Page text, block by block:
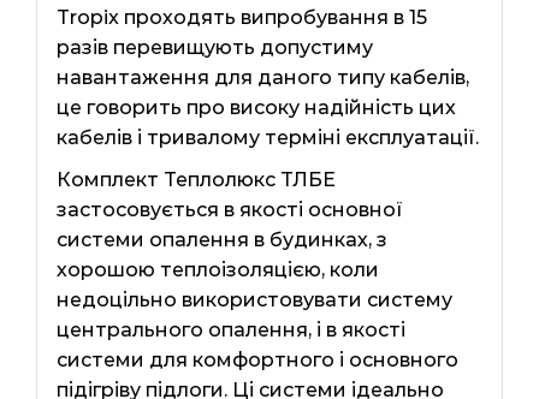
Tropix проходять випробування в 15
разів перевищують допустиму
навантаження для даного типу кабелів,
це говорить про високу надійність цих
кабелів і тривалому терміні експлуатації.
Комплект Теплолюкс ТЛБЕ
застосовується в якості основної
системи опалення в будинках, з
хорошою теплоізоляцією, коли
недоцільно використовувати систему
центрального опалення, і в якості
системи для комфортного і основного
підігріву підлоги. Ці системи ідеально